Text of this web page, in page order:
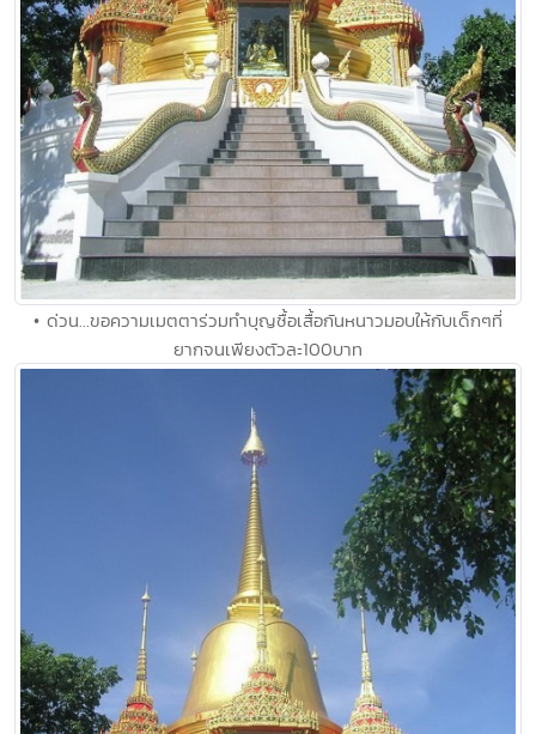
• ด่วน...ขอความเมตตาร่วมทำบุญซื้อเสื้อกันหนาวมอบให้กับเด็กๆที่
ยากจนเพียงตัวละ100บาท